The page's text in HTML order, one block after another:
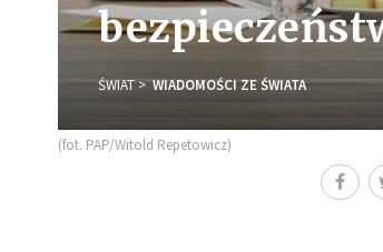
ŚWIAT WIADOMOŚCI ZE ŚWIATA
(fot. PAP/Witold Repetowicz)